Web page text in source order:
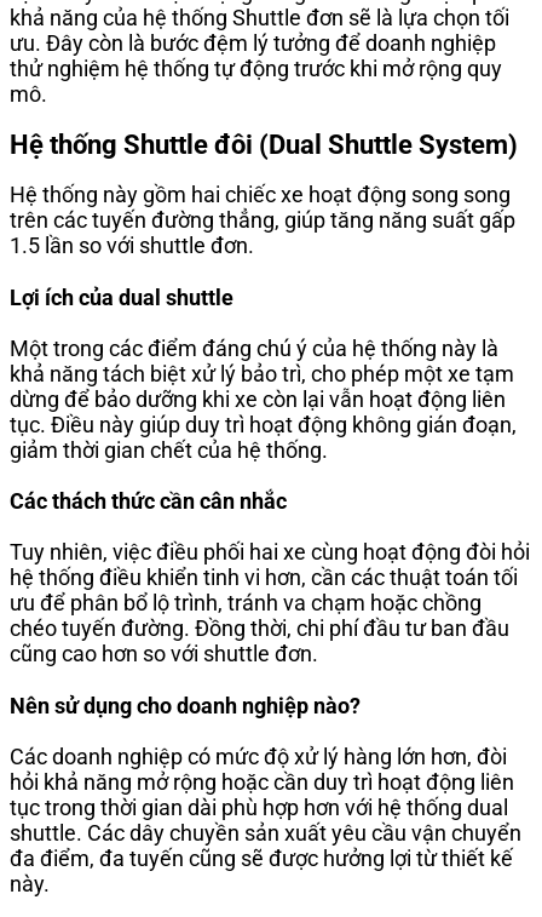
khả năng của hệ thống Shuttle đơn sẽ là lựa chọn tối
ưu. Đây còn là bước đệm lý tưởng để doanh nghiệp
thử nghiệm hệ thống tự động trước khi mở rộng quy
mô.
Hệ thống Shuttle đôi (Dual Shuttle System)
Hệ thống này gồm hai chiếc xe hoạt động song song
trên các tuyến đường thẳng, giúp tăng năng suất gấp
1.5 lần so với shuttle đơn.
Lợi ích của dual shuttle
Một trong các điểm đáng chú ý của hệ thống này là
khả năng tách biệt xử lý bảo trì, cho phép một xe tạm
dừng để bảo dưỡng khi xe còn lại vẫn hoạt động liên
tục. Điều này giúp duy trì hoạt động không gián đoạn,
giảm thời gian chết của hệ thống.
Các thách thức cần cân nhắc
Tuy nhiên, việc điều phối hai xe cùng hoạt động đòi hỏi
hệ thống điều khiển tinh vi hơn, cần các thuật toán tối
ưu để phân bổ lộ trình, tránh va chạm hoặc chồng
chéo tuyến đường. Đồng thời, chi phí đầu tư ban đầu
cũng cao hơn so với shuttle đơn.
Nên sử dụng cho doanh nghiệp nào?
Các doanh nghiệp có mức độ xử lý hàng lớn hơn, đòi
hỏi khả năng mở rộng hoặc cần duy trì hoạt động liên
tục trong thời gian dài phù hợp hơn với hệ thống dual
shuttle. Các dây chuyền sản xuất yêu cầu vận chuyển
đa điểm, đa tuyến cũng sẽ được hưởng lợi từ thiết kế
này.